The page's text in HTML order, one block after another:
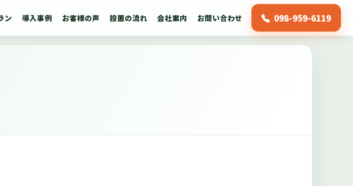
ン 導入事例 お客様の声 設置の流れ 会社案内 お問い合わせ 098-959-6119